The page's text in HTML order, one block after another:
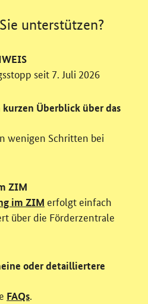
unterstützen?
seit 7. Juli 2026
kurzen Überblick über das
wenigen Schritten bei
ZIM
im ZIM erfolgt einfach
über die Förderzentrale
oder detailliertere
FAQs.